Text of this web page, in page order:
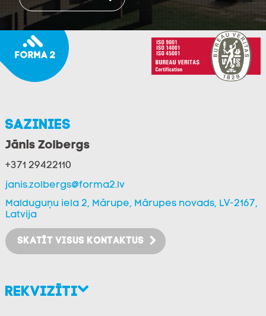
Sazinies
Jānis Zolbergs
+371 29422110
janis.zolbergs@forma2.lv
Malduguņu iela 2, Mārupe, Mārupes novads, LV-2167,
Latvija
SKATĪT VISUS KONTAKTUS
Rekvizīti